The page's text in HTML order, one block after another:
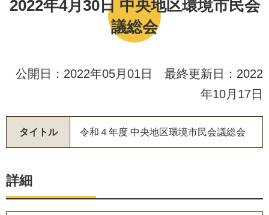
2022年4月30日 中央地区環境市民会
議総会
公開日：2022年05月01日 最終更新日：2022
年10月17日
タイトル 令和 ４年度 中央地区環境市民会議総会
詳細